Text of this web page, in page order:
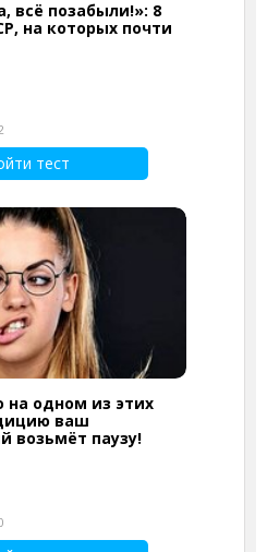
всё позабыли!»: 8
на которых почти
тест
на одном из этих
ваш
возьмёт паузу!